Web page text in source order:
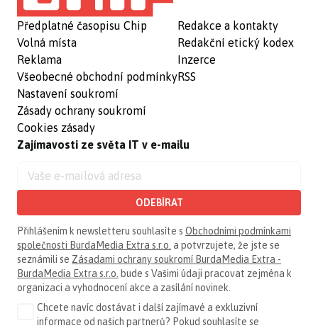
Předplatné časopisu Chip
Volná místa
Reklama
Všeobecné obchodní podmínky
Nastavení soukromí
Zásady ochrany soukromí
Cookies zásady
Redakce a kontakty
Redakční etický kodex
Inzerce
RSS
Zajímavosti ze světa IT v e-mailu
ODEBÍRAT
Přihlášením k newsletteru souhlasíte s Obchodními podmínkami
společnosti BurdaMedia Extra s.r.o. a potvrzujete, že jste se
seznámili se Zásadami ochrany soukromí BurdaMedia Extra -
BurdaMedia Extra s.r.o. bude s Vašimi údaji pracovat zejména k
organizaci a vyhodnocení akce a zasílání novinek.
Chcete navíc dostávat i další zajímavé a exkluzivní
informace od našich partnerů? Pokud souhlasíte se